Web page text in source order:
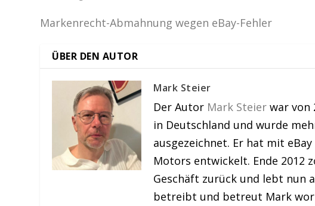
Markenrecht-Abmahnung wegen eBay-Fehler
ÜBER DEN AUTOR
Mark Steier
Der Autor Mark Steier war von
in Deutschland und wurde
ausgezeichnet. Er hat mit
Motors entwickelt. Ende 2012
Geschäft zurück und lebt nun
betreibt und betreut Mark